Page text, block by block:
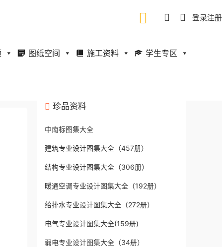
登录注册
图纸空间 施工资料 学生专区
珍品资料
中南标图集大全
建筑专业设计图集大全（457册）
结构专业设计图集大全（306册）
暖通空调专业设计图集大全（192册）
给排水专业设计图集大全（272册）
电气专业设计图集大全(159册)
弱电专业设计图集大全（34册）